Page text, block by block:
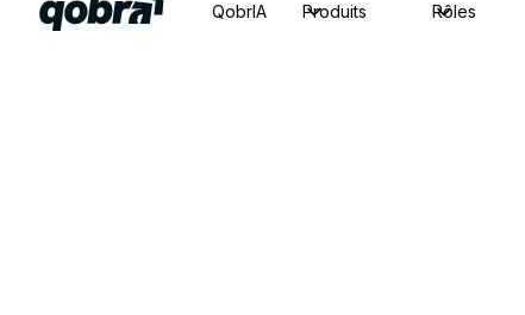
QobrIA Produits Rôles